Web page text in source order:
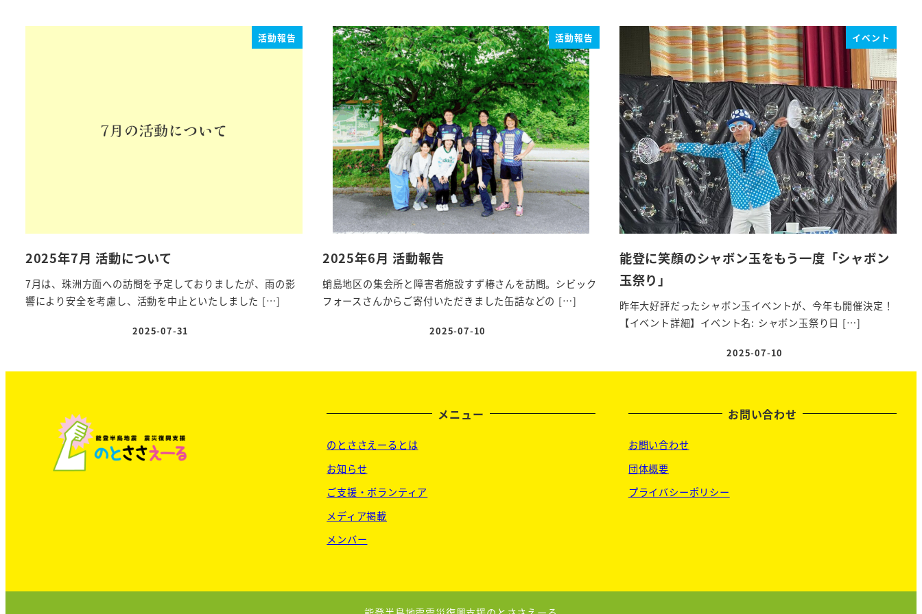
活動報告
2025年7月 活動について
7月は、珠洲方面への訪問を予定しておりましたが、雨の影
響により安全を考慮し、活動を中止といたしました […]
投稿日
2025-07-31
活動報告
2025年6月 活動報告
蛸島地区の集会所と障害者施設すず椿さんを訪問。シビック
フォースさんからご寄付いただきました缶詰などの […]
投稿日
2025-07-10
イベント
能登に笑顔のシャボン玉をもう一度「シャボン
玉祭り」
昨年大好評だったシャボン玉イベントが、今年も開催決定！
【イベント詳細】イベント名: シャボン玉祭り日 […]
投稿日
2025-07-10
メニュー
のとささえーるとは
お知らせ
ご支援・ボランティア
メディア掲載
メンバー
お問い合わせ
お問い合わせ
団体概要
プライバシーポリシー